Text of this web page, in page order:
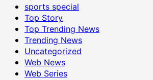
sports special
Top Story
Top Trending News
Trending News
Uncategorized
Web News
Web Series